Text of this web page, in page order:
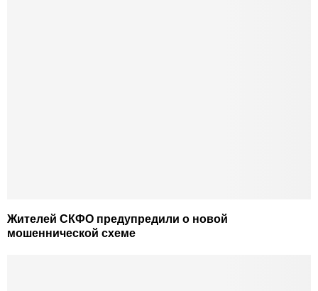
Жителей СКФО предупредили о новой
мошеннической схеме